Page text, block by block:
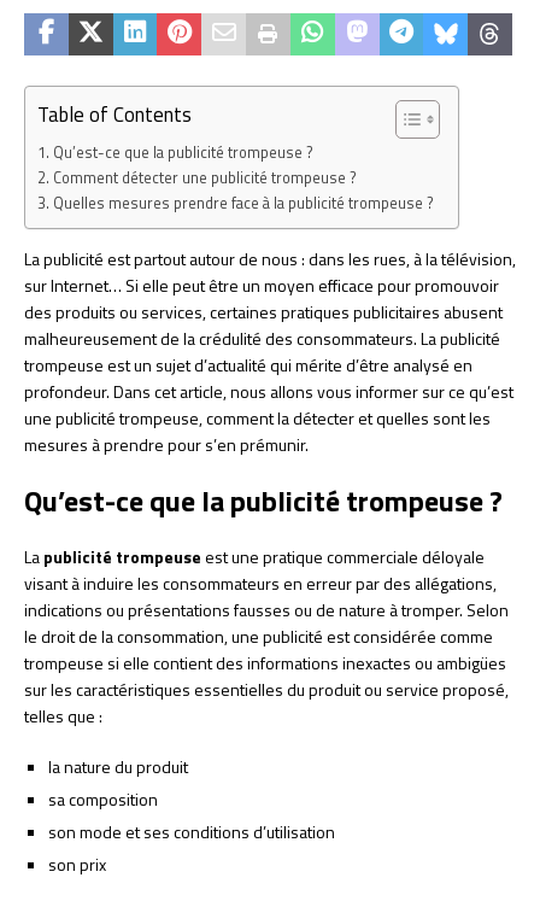
Table of Contents
Qu’est-ce que la publicité trompeuse ?
Comment détecter une publicité trompeuse ?
Quelles mesures prendre face à la publicité trompeuse ?
La publicité est partout autour de nous : dans les rues, à la télévision,
sur Internet… Si elle peut être un moyen efficace pour promouvoir
des produits ou services, certaines pratiques publicitaires abusent
malheureusement de la crédulité des consommateurs. La publicité
trompeuse est un sujet d’actualité qui mérite d’être analysé en
profondeur. Dans cet article, nous allons vous informer sur ce qu’est
une publicité trompeuse, comment la détecter et quelles sont les
mesures à prendre pour s’en prémunir.
Qu’est-ce que la publicité trompeuse ?
Lapublicité trompeuseest une pratique commerciale déloyale
visant à induire les consommateurs en erreur par des allégations,
indications ou présentations fausses ou de nature à tromper. Selon
le droit de la consommation, une publicité est considérée comme
trompeuse si elle contient des informations inexactes ou ambigües
sur les caractéristiques essentielles du produit ou service proposé,
telles que :
la nature du produit
sa composition
son mode et ses conditions d’utilisation
son prix